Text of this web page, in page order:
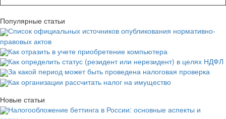
Популярные статьи
Список официальных источников опубликования нормативно-
правовых актов
Как отразить в учете приобретение компьютера
Как определить статус (резидент или нерезидент) в целях НДФЛ
За какой период может быть проведена налоговая проверка
Как организации рассчитать налог на имущество
Новые статьи
Налогообложение беттинга в России: основные аспекты и